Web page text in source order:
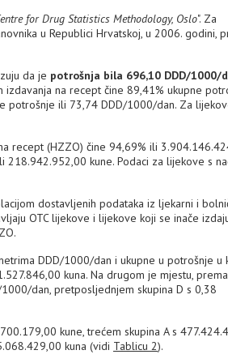
for Drug Statistics Methodology, Oslo". Za
u Republici Hrvatskoj, u 2006. godini,
da je potrošnja bila 696,10 DDD/1000/
na recept čine 89,41% ukupne
potrošnje ili 73,74 DDD/1000/dan. Za
recept (HZZO) čine 94,69% ili
218.942.952,00 kune. Podaci za lijekove s
dostavljenih podataka iz ljekarni i
OTC lijekove i lijekove koji se inače
DDD/1000/dan i ukupne u potrošnje u
kuna. Na drugom je mjestu, prema
dan, pretposljednjem skupina D s 0,38
kune, trećem skupina A s
kuna (vidi Tablicu 2).